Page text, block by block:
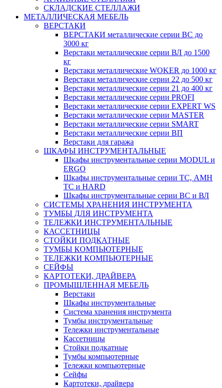
СКЛАДСКИЕ СТЕЛЛАЖИ
МЕТАЛЛИЧЕСКАЯ МЕБЕЛЬ
ВЕРСТАКИ
ВЕРСТАКИ металлические серии ВС до
3000 кг
Верстаки металлические серии ВЛ до 1500
кг
Верстаки металлические WOKER до 1000 кг
Верстаки металлические серии 22 до 500 кг
Верстаки металлические серии 21 до 400 кг
Верстаки металлические серии PROFI
Верстаки металлические серии EXPERT WS
Верстаки металлические серии MASTER
Верстаки металлические серии SMART
Верстаки металлические серии ВП
Верстаки для гаража
ШКАФЫ ИНСТРУМЕНТАЛЬНЫЕ
Шкафы инструментальные серии MODUL и
ERGO
Шкафы инструментальные серии ТС, АМН
ТС и HARD
Шкафы инструментальные серии ВС и ВЛ
СИСТЕМЫ ХРАНЕНИЯ ИНСТРУМЕНТА
ТУМБЫ ДЛЯ ИНСТРУМЕНТА
ТЕЛЕЖКИ ИНСТРУМЕНТАЛЬНЫЕ
КАССЕТНИЦЫ
СТОЙКИ ПОДКАТНЫЕ
ТУМБЫ КОМПЬЮТЕРНЫЕ
ТЕЛЕЖКИ КОМПЬЮТЕРНЫЕ
СЕЙФЫ
КАРТОТЕКИ, ДРАЙВЕРА
ПРОМЫШЛЕННАЯ МЕБЕЛЬ
Верстаки
Шкафы инструментальные
Система хранения инструмента
Тумбы инструментальные
Тележки инструментальные
Кассетницы
Стойки подкатные
Тумбы компьютерные
Тележки компьютерные
Сейфы
Картотеки, драйвера